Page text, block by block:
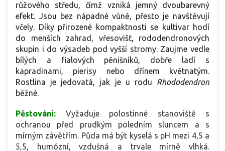
růžového středu, čímž vzniká jemný dvoubarevný
efekt. Jsou bez nápadné vůně, přesto je navštěvují
včely. Díky přirozené kompaktnosti se kultivar hodí
do menších zahrad, vřesovišť, rododendronových
skupin i do výsadeb pod vyšší stromy. Zaujme vedle
bílých a fialových pěnišníků, dobře ladí s
kapradinami, pierisy nebo dřínem květnatým.
Rostlina je jedovatá, jak je u rodu Rhododendron
běžné.
Pěstování: Vyžaduje polostinné stanoviště s
ochranou před prudkým poledním sluncem a s
mírným závětřím. Půda má být kyselá s pH mezi 4,5 a
5,5, humózní, vzdušná a trvale mírně vlhká.